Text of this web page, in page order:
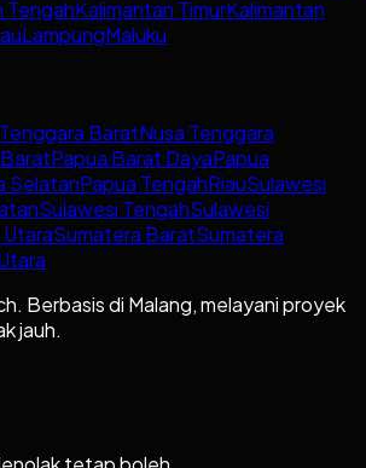
TengahKalimantan TimurKalimantan
LampungMaluku
BaratNusa Tenggara
Papua Barat DayaPapua
SelatanPapua TengahRiauSulawesi
Sulawesi TengahSulawesi
Sumatera BaratSumatera
Berbasis di Malang, melayani proyek
jauh.